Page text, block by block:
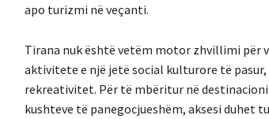
apo turizmi në veçanti.
Tirana nuk është vetëm motor zhvillimi për
aktivitete e një jetë social kulturore të
rekreativitet. Për të mbëritur në
kushteve të panegocjueshëm, aksesi duhet